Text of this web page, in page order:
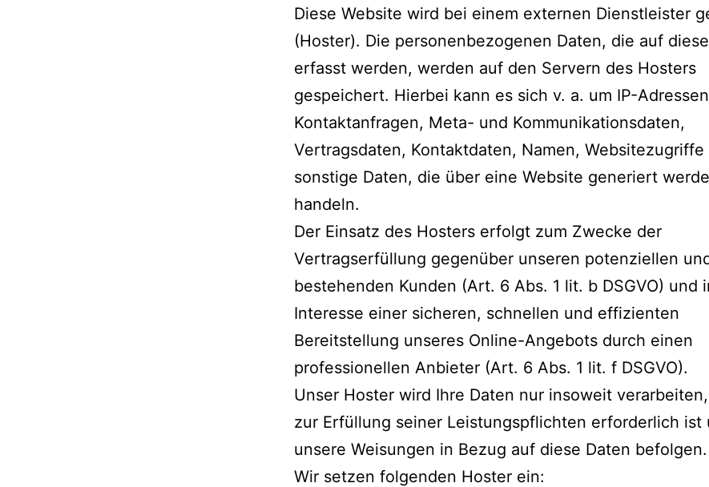
Diese Website wird bei einem externen Dienstleister
(Hoster). Die personenbezogenen Daten, die auf
erfasst werden, werden auf den Servern des Hosters
gespeichert. Hierbei kann es sich v. a. um IP-
Kontaktanfragen, Meta- und Kommunikationsdaten,
Vertragsdaten, Kontaktdaten, Namen, Websitezugriffe
sonstige Daten, die über eine Website generiert
handeln.
Der Einsatz des Hosters erfolgt zum Zwecke der
Vertragserfüllung gegenüber unseren potenziellen
bestehenden Kunden (Art. 6 Abs. 1 lit. b DSGVO) und
Interesse einer sicheren, schnellen und effizienten
Bereitstellung unseres Online-Angebots durch einen
professionellen Anbieter (Art. 6 Abs. 1 lit. f DSGVO).
Unser Hoster wird Ihre Daten nur insoweit
zur Erfüllung seiner Leistungspflichten erforderlich ist
unsere Weisungen in Bezug auf diese Daten befolgen.
Wir setzen folgenden Hoster ein: